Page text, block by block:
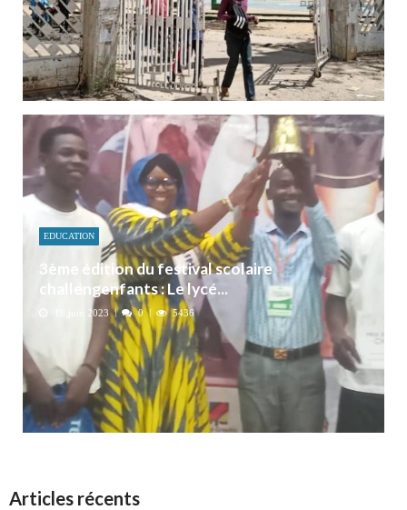
EDUCATION
3ème édition du festival scolaire
challengenfants : Le lycé...
18 juin 2023 0 5436
Articles récents